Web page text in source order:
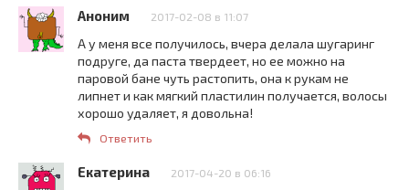
Аноним 2017-02-08 в 11:07
А у меня все получилось, вчера делала шугаринг
подруге, да паста твердеет, но ее можно на
паровой бане чуть растопить, она к рукам не
липнет и как мягкий пластилин получается, волосы
хорошо удаляет, я довольна!
Ответить
Екатерина 2017-04-20 в 06:16